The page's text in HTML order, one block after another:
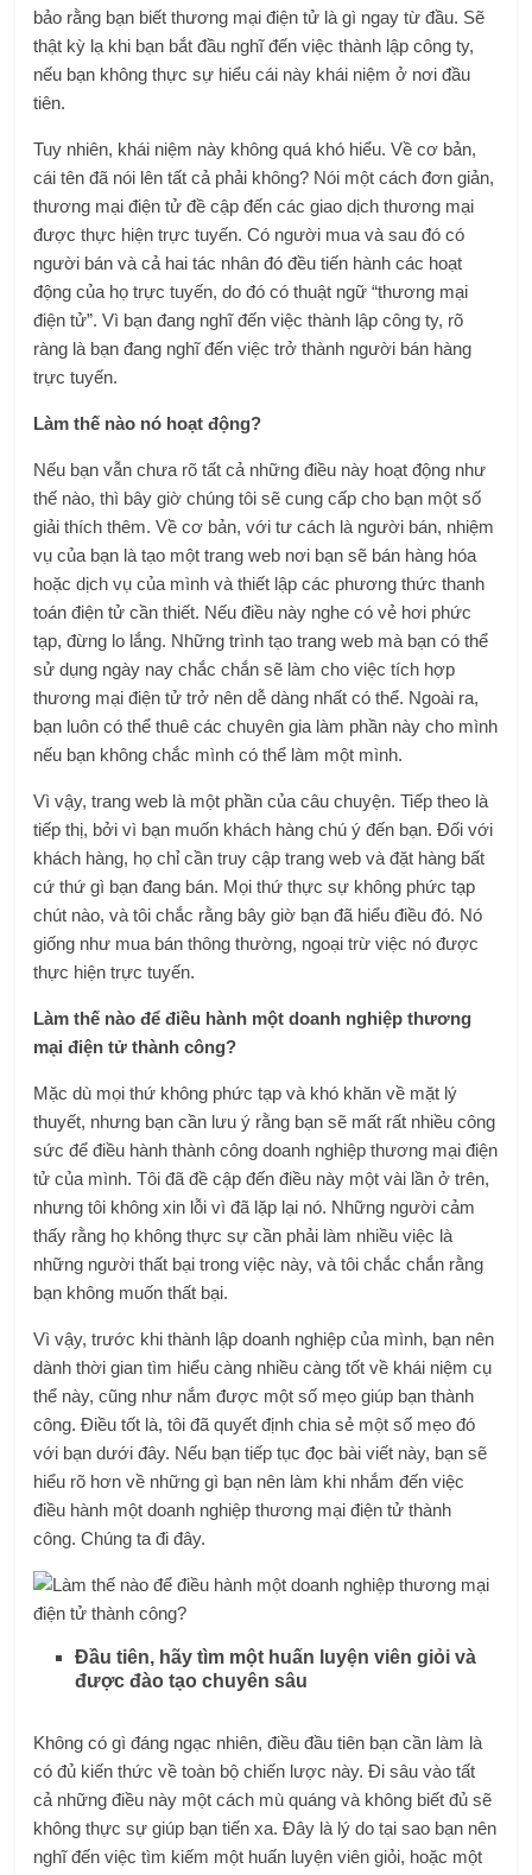
bảo rằng bạn biết thương mại điện tử là gì ngay từ đầu. Sẽ
thật kỳ lạ khi bạn bắt đầu nghĩ đến việc thành lập công ty,
nếu bạn không thực sự hiểucái này khái niệm ở nơi đầu
tiên.
Tuy nhiên, khái niệm này không quá khó hiểu. Về cơ bản,
cái tên đã nói lên tất cả phải không? Nói một cách đơn giản,
thương mại điện tử đề cập đến các giao dịch thương mại
được thực hiện trực tuyến. Có người mua và sau đó có
người bán và cả hai tác nhân đó đều tiến hành các hoạt
động của họ trực tuyến, do đó có thuật ngữ “thương mại
điện tử”. Vì bạn đang nghĩ đến việc thành lập công ty, rõ
ràng là bạn đang nghĩ đến việc trở thành người bán hàng
trực tuyến.
Làm thế nào nó hoạt động?
Nếu bạn vẫn chưa rõ tất cả những điều này hoạt động như
thế nào, thì bây giờ chúng tôi sẽ cung cấp cho bạn một số
giải thích thêm. Về cơ bản, với tư cách là người bán, nhiệm
vụ của bạn là tạo một trang web nơi bạn sẽ bán hàng hóa
hoặc dịch vụ của mình và thiết lập các phương thức thanh
toán điện tử cần thiết. Nếu điều này nghe có vẻ hơi phức
tạp, đừng lo lắng. Những trình tạo trang web mà bạn có thể
sử dụng ngày nay chắc chắn sẽ làm cho việc tích hợp
thương mại điện tử trở nên dễ dàng nhất có thể. Ngoài ra,
bạn luôn có thể thuê các chuyên gia làm phần này cho mình
nếu bạn không chắc mình có thể làm một mình.
Vì vậy, trang web là một phần của câu chuyện. Tiếp theo là
tiếp thị, bởi vì bạn muốn khách hàng chú ý đến bạn. Đối với
khách hàng, họ chỉ cần truy cập trang web và đặt hàng bất
cứ thứ gì bạn đang bán. Mọi thứ thực sự không phức tạp
chút nào, và tôi chắc rằng bây giờ bạn đã hiểu điều đó. Nó
giống như mua bán thông thường, ngoại trừ việc nó được
thực hiện trực tuyến.
Làm thế nào để điều hành một doanh nghiệp thương
mại điện tử thành công?
Mặc dù mọi thứ không phức tạp và khó khăn về mặt lý
thuyết, nhưng bạn cần lưu ý rằng bạn sẽ mất rất nhiều công
sức để điều hành thành công doanh nghiệp thương mại điện
tử của mình. Tôi đã đề cập đến điều này một vài lần ở trên,
nhưng tôi không xin lỗi vì đã lặp lại nó. Những người cảm
thấy rằng họ không thực sự cần phải làm nhiều việc là
những người thất bại trong việc này, và tôi chắc chắn rằng
bạn không muốn thất bại.
Vì vậy, trước khi thành lập doanh nghiệp của mình, bạn nên
dành thời gian tìm hiểu càng nhiều càng tốt về khái niệm cụ
thể này, cũng như nắm được một số mẹo giúp bạn thành
công. Điều tốt là, tôi đã quyết định chia sẻ một số mẹo đó
với bạn dưới đây. Nếu bạn tiếp tục đọc bài viết này, bạn sẽ
hiểu rõ hơn về những gì bạn nên làm khi nhắm đến việc
điều hành một doanh nghiệp thương mại điện tử thành
công. Chúng ta đi đây.
Đầu tiên, hãy tìm một huấn luyện viên giỏi và
được đào tạo chuyên sâu
Không có gì đáng ngạc nhiên, điều đầu tiên bạn cần làm là
có đủ kiến ​​thức về toàn bộ chiến lược này. Đi sâu vào tất
cả những điều này một cách mù quáng và không biết đủ sẽ
không thực sự giúp bạn tiến xa. Đây là lý do tại sao bạn nên
nghĩ đến việc tìm kiếm một huấn luyện viên giỏi, hoặc một